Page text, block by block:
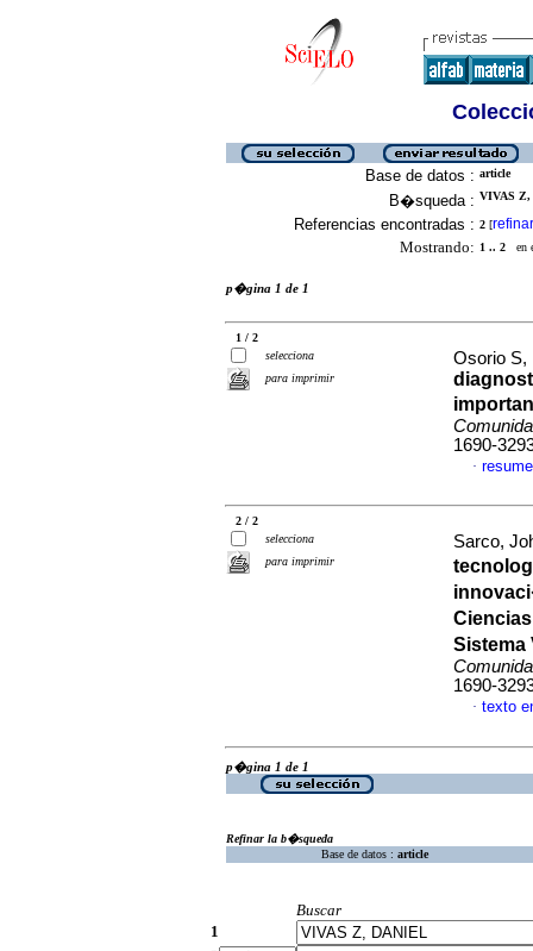
Base de datos : article
B�squeda : VIVAS
Referencias encontradas : 2 [refinar
Mostrando: 1 .. 2 en
p�gina 1 de 1
1 / 2
selecciona
para imprimir
Osorio S,
1690-
·
2 / 2
selecciona
para imprimir
Sarco,
Sistema
1690-
· texto
p�gina 1 de 1
Refinar la b�squeda
Base de datos : article
Buscar
1